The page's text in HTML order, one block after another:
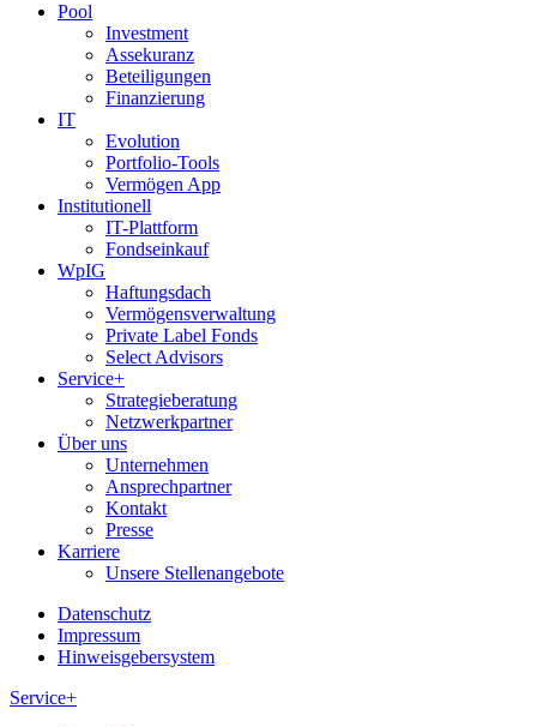
Pool
Investment
Assekuranz
Beteiligungen
Finanzierung
IT
Evolution
Portfolio-Tools
Vermögen App
Institutionell
IT-Plattform
Fondseinkauf
WpIG
Haftungsdach
Vermögensverwaltung
Private Label Fonds
Select Advisors
Service+
Strategieberatung
Netzwerkpartner
Über uns
Unternehmen
Ansprechpartner
Kontakt
Presse
Karriere
Unsere Stellenangebote
Datenschutz
Impressum
Hinweisgebersystem
Service+